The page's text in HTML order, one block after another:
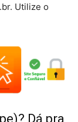
Utilize o
Dá pra